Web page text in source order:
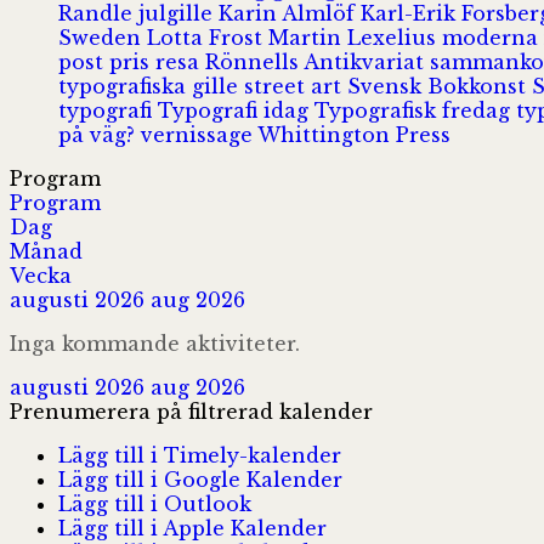
Randle julgille Karin Almlöf Karl-Erik
Sweden Lotta Frost Martin Lexelius moderna
post pris resa Rönnells Antikvariat
typografiska gille street art Svensk Bokkonst
typografi Typografi idag Typografisk fredag
på väg?vernissage Whittington Press
Program
Program
Dag
Månad
Vecka
augusti 2026 aug 2026
Inga kommande aktiviteter.
augusti 2026 aug 2026
Prenumerera på filtrerad kalender
Lägg till i Timely-kalender
Lägg till i Google Kalender
Lägg till i Outlook
Lägg till i Apple Kalender